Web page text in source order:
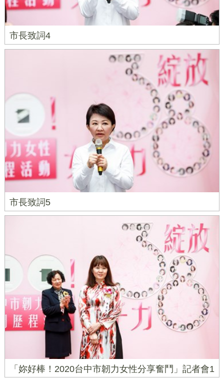
市長致詞4
市長致詞5
「妳好棒！2020台中市韌力女性分享奮鬥」記者會1